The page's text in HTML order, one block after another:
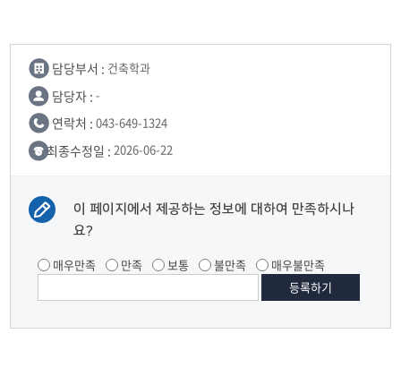
담당부서 : 건축학과
담당자 : -
연락처 : 043-649-1324
최종수정일 : 2026-06-22
이 페이지에서 제공하는 정보에 대하여 만족하시나
요?
매우만족 만족 보통 불만족 매우불만족